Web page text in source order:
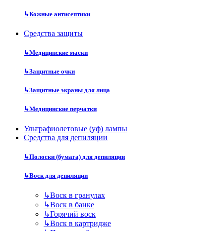
↳Кожные антисептики
Средства защиты
↳Медицинские маски
↳Защитные очки
↳Защитные экраны для лица
↳Медицинские перчатки
Ультрафиолетовые (уф) лампы
Средства для депиляции
↳Полоски (бумага) для депиляции
↳Воск для депиляции
↳Воск в гранулах
↳Воск в банке
↳Горячий воск
↳Воск в картридже